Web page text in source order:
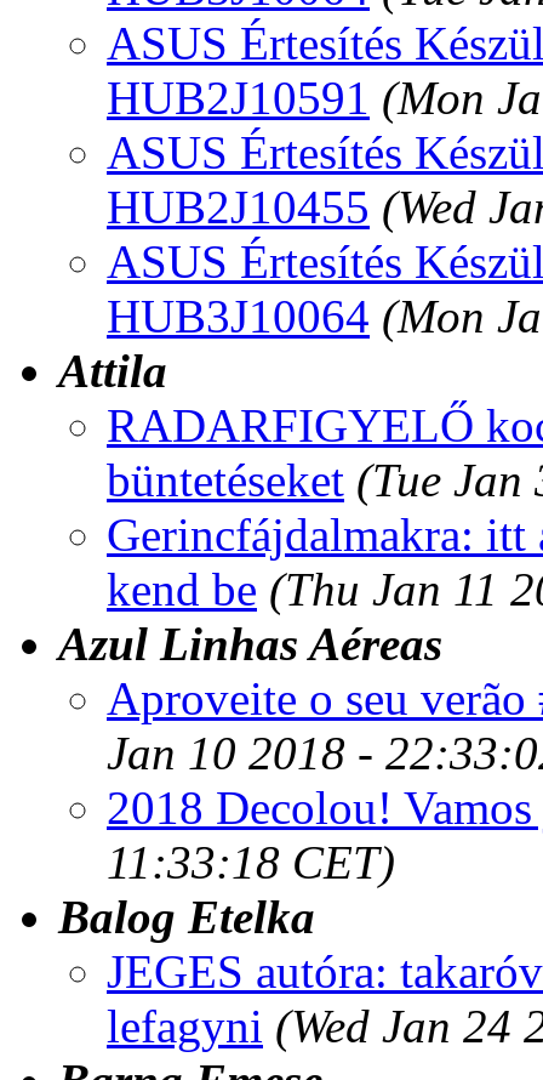
ASUS Értesítés
HUB2J10591 (Mon
ASUS Értesítés
HUB2J10455 (Wed
ASUS Értesítés
HUB3J10064 (Mon
Attila
RADARFIGYELŐ
büntetéseket (Tue
Gerincfájdalmakra: itt
kend be (Thu Jan 11
Azul Linhas Aéreas
Aproveite o seu
Jan 10 2018 -
2018 Decolou!
11:33:18 CET)
Balog Etelka
JEGES autóra:
lefagyni (Wed Jan 24